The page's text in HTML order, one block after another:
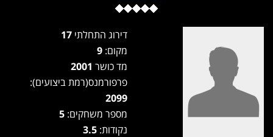
דירוג התחלתי
מקום:
מד כושר
פרפורמנס(רמת ביצועים):
2099
מספר משחקים:
נקודות: 3.5